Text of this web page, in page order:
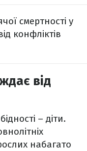
смертності у
конфліктів
від
– діти.
набагато